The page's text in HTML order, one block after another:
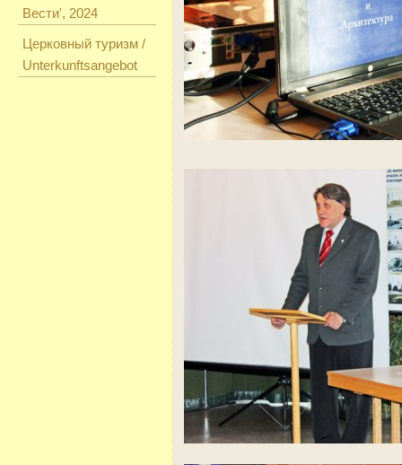
Вести', 2024
Церковный туризм /
Unterkunftsangebot